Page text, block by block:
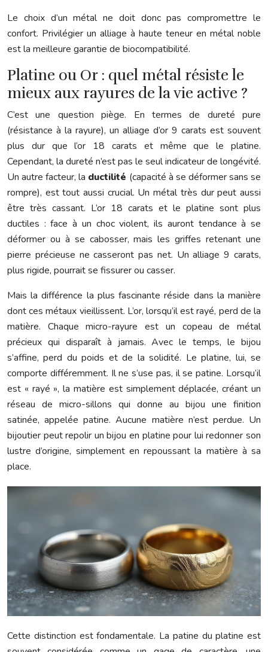
Le choix d’un métal ne doit donc pas compromettre le
confort. Privilégier un alliage à haute teneur en métal noble
est la meilleure garantie de biocompatibilité.
Platine ou Or : quel métal résiste le
mieux aux rayures de la vie active ?
C’est une question piège. En termes de dureté pure
(résistance à la rayure), un alliage d’or 9 carats est souvent
plus dur que l’or 18 carats et même que le platine.
Cependant, la dureté n’est pas le seul indicateur de longévité.
Un autre facteur, la ductilité (capacité à se déformer sans se
rompre), est tout aussi crucial. Un métal très dur peut aussi
être très cassant. L’or 18 carats et le platine sont plus
ductiles : face à un choc violent, ils auront tendance à se
déformer ou à se cabosser, mais les griffes retenant une
pierre précieuse ne casseront pas net. Un alliage 9 carats,
plus rigide, pourrait se fissurer ou casser.
Mais la différence la plus fascinante réside dans la manière
dont ces métaux vieillissent. L’or, lorsqu’il est rayé, perd de la
matière. Chaque micro-rayure est un copeau de métal
précieux qui disparaît à jamais. Avec le temps, le bijou
s’affine, perd du poids et de la solidité. Le platine, lui, se
comporte différemment. Il ne s’use pas, il se patine. Lorsqu’il
est « rayé », la matière est simplement déplacée, créant un
réseau de micro-sillons qui donne au bijou une finition
satinée, appelée patine. Aucune matière n’est perdue. Un
bijoutier peut repolir un bijou en platine pour lui redonner son
lustre d’origine, simplement en repoussant la matière à sa
place.
Cette distinction est fondamentale. La patine du platine est